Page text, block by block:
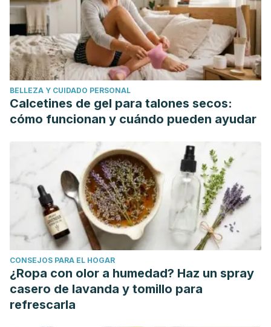
Borrego, M. A. (2016). Adrenalina en el paro cardíaco:
revisión sistemática y metaanálisis.Revista Latino-
Americana Enfermagen. https://doi.org/10.1590/1518-
8345.1317.2821
Brandan, N., Llanos, I., Díaz, D. A., & Rodríguez, A. (2010).
Hormonas Catecolamínicas Adrenales.
Comité de Medicamentos de la Asociación Española de
Pediatría. (2017). Adrenalina. Pediamécum.
BELLEZA Y CUIDADO PERSONAL
Calcetines de gel para talones secos:
cómo funcionan y cuándo pueden ayudar
CONSEJOS PARA EL HOGAR
¿Ropa con olor a humedad? Haz un spray
casero de lavanda y tomillo para
refrescarla